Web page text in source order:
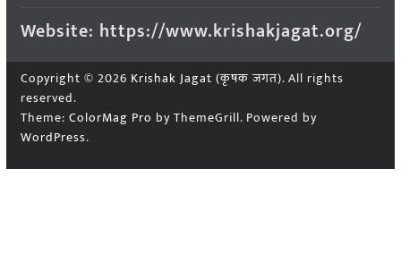
Website: https://www.krishakjagat.org/
Copyright © 2026 Krishak Jagat (कृषक जगत). All rights
reserved.
Theme: ColorMag Pro by ThemeGrill. Powered by
WordPress.